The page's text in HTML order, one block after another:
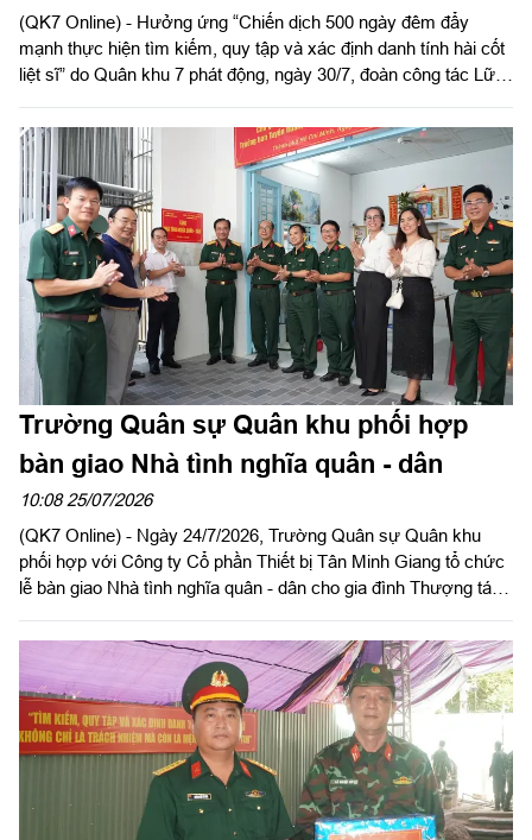
(QK7 Online) - Hưởng ứng “Chiến dịch 500 ngày đêm đẩy
mạnh thực hiện tìm kiếm, quy tập và xác định danh tính hài cốt
liệt sĩ” do Quân khu 7 phát động, ngày 30/7, đoàn công tác Lữ
đoàn đến dâng hương tưởng niệm, tri ân các Anh hùng liệt sĩ và
thăm, động viên, tặng quà các lực lượng đang thực hiện nhiệm
vụ tìm kiếm, quy tập hài cốt liệt sĩ tại xã Minh Đức, tỉnh Đồng
Nai và khu vực Công viên Lê Thị Riêng, Thành phố Hồ Chí
Minh.
Trường Quân sự Quân khu phối hợp
bàn giao Nhà tình nghĩa quân - dân
10:08 25/07/2026
(QK7 Online) - Ngày 24/7/2026, Trường Quân sự Quân khu
phối hợp với Công ty Cổ phần Thiết bị Tân Minh Giang tổ chức
lễ bàn giao Nhà tình nghĩa quân - dân cho gia đình Thượng tá
trị, Trường Quân sự Quân khu.Dự buổi lễ có Đại tá Lê Ngọc
Dương, Hiệu trưởng Trường Quân sự Quân khu; ông Vũ Văn
Sơn, Chủ tịch Hội đồng quản trị Công ty Cổ phần Thiết bị Tân
Minh Giang.